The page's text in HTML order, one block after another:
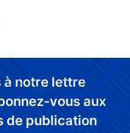
notre lettre
vous aux
de publication